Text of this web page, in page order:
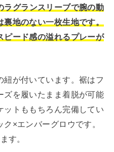
ラグランスリーブで腕の動
地のない一枚生地です。
ピード感の溢れるプレーが
紐が付いています。裾はフ
ズを履いたまま着脱が可能
ットももちろん完備してい
×エンバーグロウです。
す。